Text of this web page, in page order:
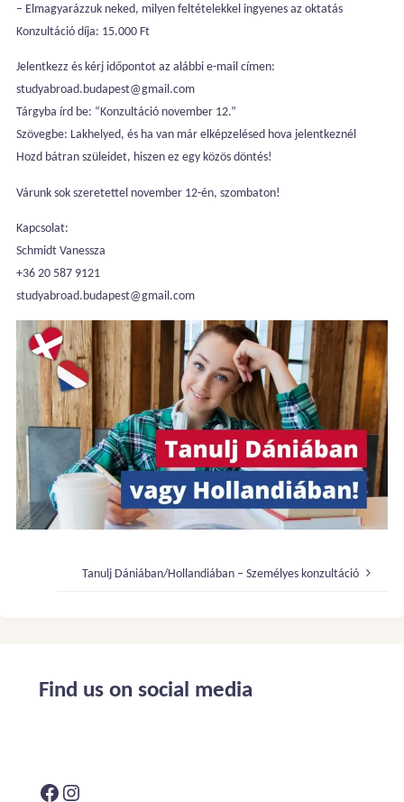
– Elmagyarázzuk neked, milyen feltételekkel ingyenes az oktatás
Konzultáció díja: 15.000 Ft
Jelentkezz és kérj időpontot az alábbi e-mail címen:
studyabroad.budapest@gmail.com
Tárgyba írd be: “Konzultáció november 12.”
Szövegbe: Lakhelyed, és ha van már elképzelésed hova jelentkeznél
Hozd bátran szüleidet, hiszen ez egy közös döntés!
Várunk sok szeretettel november 12-én, szombaton!
Kapcsolat:
Schmidt Vanessza
+36 20 587 9121
studyabroad.budapest@gmail.com
Tanulj Dániában/Hollandiában – Személyes konzultáció
Find us on social media
Facebook
Instagram